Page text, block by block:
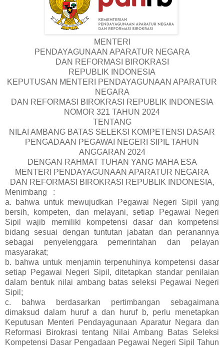
MENTERI
PENDAYAGUNAAN APARATUR NEGARA
DAN REFORMASI BIROKRASI
REPUBLIK INDONESIA
KEPUTUSAN MENTERI PENDAYAGUNAAN APARATUR
NEGARA
DAN REFORMASI BIROKRASI REPUBLIK INDONESIA
NOMOR 321 TAHUN 2024
TENTANG
NILAI AMBANG BATAS SELEKSI KOMPETENSI DASAR
PENGADAAN PEGAWAI NEGERI SIPIL TAHUN
ANGGARAN 2024
DENGAN RAHMAT TUHAN YANG MAHA ESA
MENTERI PENDAYAGUNAAN APARATUR NEGARA
DAN REFORMASI BIROKRASI REPUBLIK INDONESIA,
Menimbang
:
a. bahwa untuk mewujudkan Pegawai Negeri Sipil yang
bersih, kompeten, dan melayani, setiap Pegawai Negeri
Sipil wajib memiliki kompetensi dasar dan kompetensi
bidang sesuai dengan tuntutan jabatan dan peranannya
sebagai penyelenggara pemerintahan dan pelayan
masyarakat;
b. bahwa untuk menjamin terpenuhinya kompetensi dasar
setiap Pegawai Negeri Sipil, ditetapkan standar penilaian
dalam bentuk nilai ambang batas seleksi Pegawai Negeri
Sipil;
c. bahwa berdasarkan pertimbangan sebagaimana
dimaksud dalam huruf a dan huruf b, perlu menetapkan
Keputusan Menteri Pendayagunaan Aparatur Negara dan
Reformasi Birokrasi tentang Nilai Ambang Batas Seleksi
Kompetensi Dasar Pengadaan Pegawai Negeri Sipil Tahun